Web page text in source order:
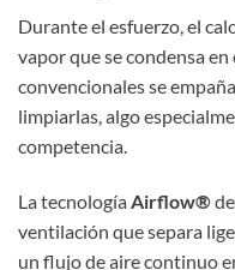
Durante el esfuerzo, el
vapor que se condensa
convencionales se
limpiarlas, algo
competencia.
La tecnologíaAirflow®
ventilación que separa
un flujo de aire continuo